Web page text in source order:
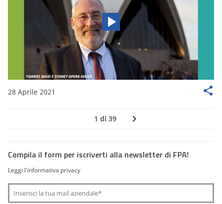
28 Aprile 2021
1 di 39
Compila il form per iscriverti alla newsletter di FPA!
Leggi l'informativa privacy